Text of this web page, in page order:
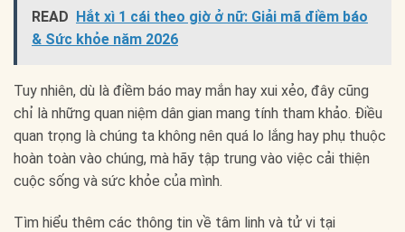
READ Hắt xì 1 cái theo giờ ở nữ: Giải mã điềm báo
& Sức khỏe năm 2026
Tuy nhiên, dù là điềm báo may mắn hay xui xẻo, đây cũng
chỉ là những quan niệm dân gian mang tính tham khảo. Điều
quan trọng là chúng ta không nên quá lo lắng hay phụ thuộc
hoàn toàn vào chúng, mà hãy tập trung vào việc cải thiện
cuộc sống và sức khỏe của mình.
Tìm hiểu thêm các thông tin về tâm linh và tử vi tại